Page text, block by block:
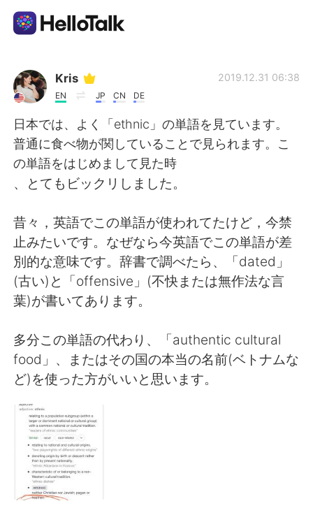
언어 교환 앱
AI Grammar Checker
한국어
繁體中文 Español
العربية Français
Русский ไทย
Indonesia Italiano
Türkçe
Português
Kris
EN JP CN DE
2019.12.31 06:38
日本では、よく「ethnic」の単語を見ています。
普通に食べ物が関していることで見られます。こ
の単語をはじめまして見た時
、とてもビックリしました。
昔々，英語でこの単語が使われてたけど，今禁
止みたいです。なぜなら今英語でこの単語が差
別的な意味です。辞書で調べたら、「dated」
(古い)と「offensive」(不快または無作法な言
葉)が書いてあります。
多分この単語の代わり、「authentic cultural
food」、またはその国の本当の名前(ベトナムな
ど)を使った方がいいと思います。